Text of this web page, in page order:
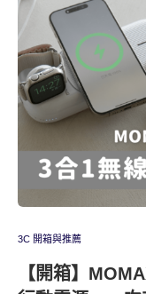
3C 開箱與推薦
【開箱】